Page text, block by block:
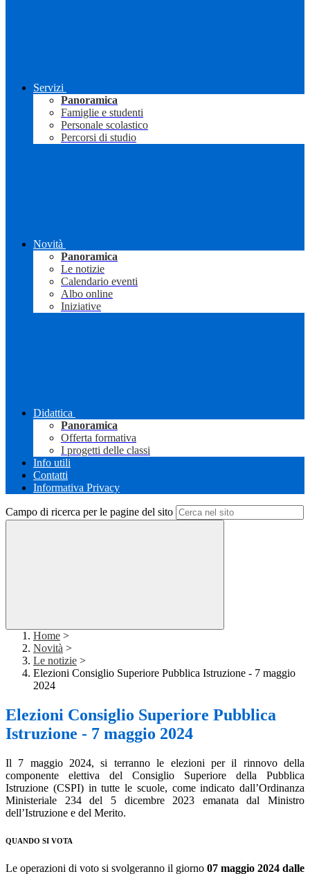
Servizi
Panoramica
Famiglie e studenti
Personale scolastico
Percorsi di studio
Novità
Panoramica
Le notizie
Calendario eventi
Albo online
Iniziative
Didattica
Panoramica
Offerta formativa
I progetti delle classi
Info utili
Contatti
Informativa Privacy
Campo di ricerca per le pagine del sito
Home >
Novità >
Le notizie >
Elezioni Consiglio Superiore Pubblica Istruzione - 7 maggio
2024
Elezioni Consiglio Superiore Pubblica
Istruzione - 7 maggio 2024
Il 7 maggio 2024, si terranno le elezioni per il rinnovo della
componente elettiva del Consiglio Superiore della Pubblica
Istruzione (CSPI) in tutte le scuole, come indicato dall’Ordinanza
Ministeriale 234 del 5 dicembre 2023 emanata dal Ministro
dell’Istruzione e del Merito.
QUANDO SI VOTA
Le operazioni di voto si svolgeranno il giorno 07 maggio 2024 dalle